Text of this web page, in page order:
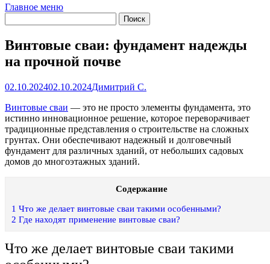
Главное меню
Винтовые сваи: фундамент надежды
на прочной почве
02.10.202402.10.2024Димитрий С.
Винтовые сваи — это не просто элементы фундамента, это
истинно инновационное решение, которое переворачивает
традиционные представления о строительстве на сложных
грунтах. Они обеспечивают надежный и долговечный
фундамент для различных зданий, от небольших садовых
домов до многоэтажных зданий.
Содержание
1 Что же делает винтовые сваи такими особенными?
2 Где находят применение винтовые сваи?
Что же делает винтовые сваи такими